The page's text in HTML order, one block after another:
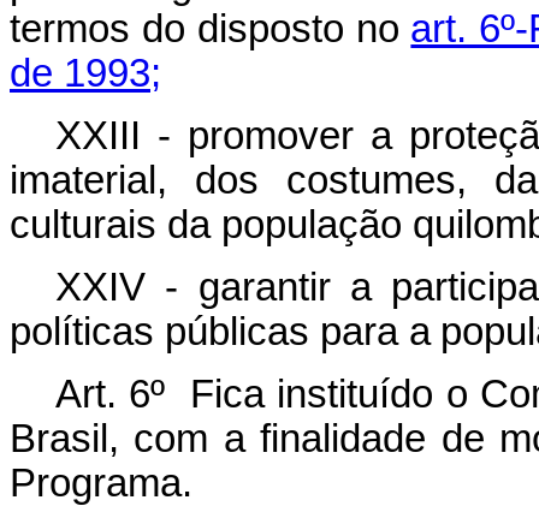
termos do disposto no art.
de 1993;
XXIII - promover a
imaterial, dos costumes,
culturais da população
XXIV - garantir a
políticas públicas para a
Art. 6º Fica instituído o
Brasil, com a finalidade de
Programa.